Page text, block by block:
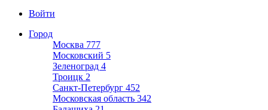
Войти
Город
Москва 777
Московский 5
Зеленоград 4
Троицк 2
Санкт-Петербург 452
Московская область 342